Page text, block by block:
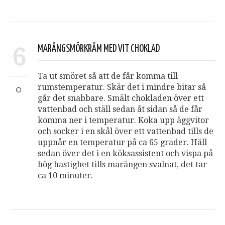
6 MARÄNGSMÖRKRÄM MED VIT CHOKLAD
Ta ut smöret så att de får komma till
rumstemperatur. Skär det i mindre bitar så
går det snabbare. Smält chokladen över ett
vattenbad och ställ sedan åt sidan så de får
komma ner i temperatur. Koka upp äggvitor
och socker i en skål över ett vattenbad tills de
uppnår en temperatur på ca 65 grader. Häll
sedan över det i en köksassistent och vispa på
hög hastighet tills marängen svalnat, det tar
ca 10 minuter.